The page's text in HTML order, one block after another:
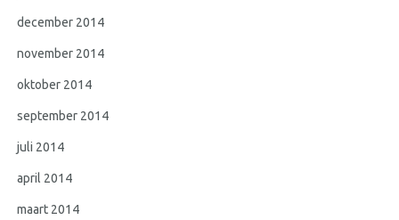
december 2014
november 2014
oktober 2014
september 2014
juli 2014
april 2014
maart 2014